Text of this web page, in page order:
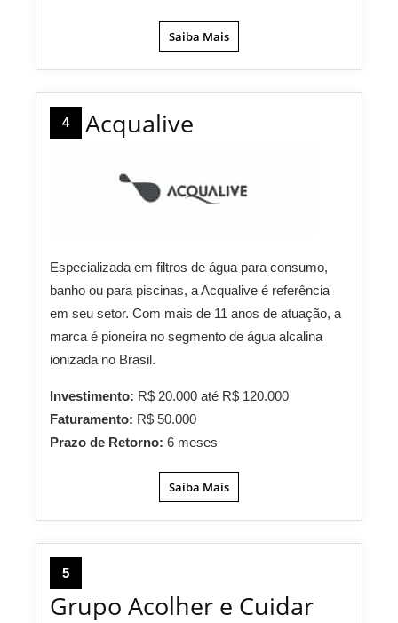
Saiba Mais
4 Acqualive
Especializada em filtros de água para consumo,
banho ou para piscinas, a Acqualive é referência
em seu setor. Com mais de 11 anos de atuação, a
marca é pioneira no segmento de água alcalina
ionizada no Brasil.
Investimento: R$ 20.000 até R$ 120.000
Faturamento: R$ 50.000
Prazo de Retorno: 6 meses
Saiba Mais
5
Grupo Acolher e Cuidar